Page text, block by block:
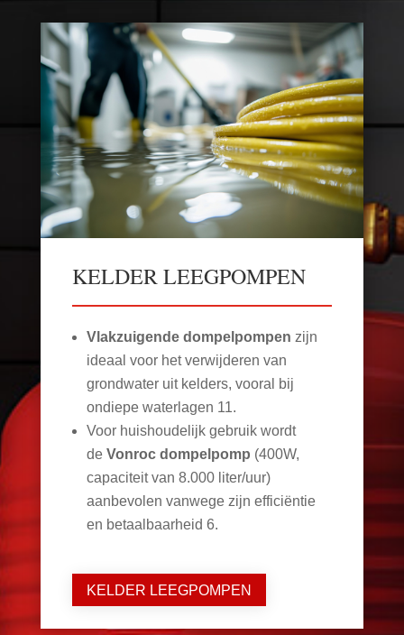
KELDER LEEGPOMPEN
Vlakzuigende dompelpompen zijn
ideaal voor het verwijderen van
grondwater uit kelders, vooral bij
ondiepe waterlagen 11.
Voor huishoudelijk gebruik wordt
de Vonroc dompelpomp (400W,
capaciteit van 8.000 liter/uur)
aanbevolen vanwege zijn efficiëntie
en betaalbaarheid 6.
KELDER LEEGPOMPEN